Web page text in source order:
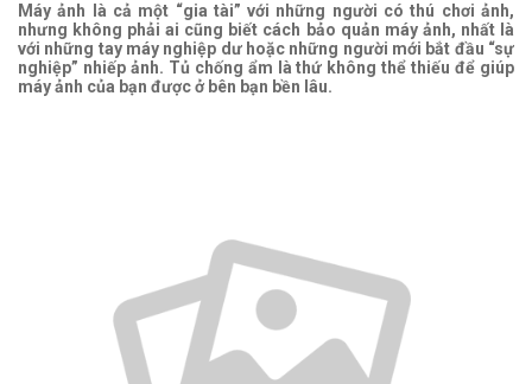
Máy ảnh là cả một “gia tài” với những người có thú chơi ảnh,
nhưng không phải ai cũng biết cách bảo quản máy ảnh, nhất là
với những tay máy nghiệp dư hoặc những người mới bắt đầu “sự
nghiệp” nhiếp ảnh. Tủ chống ẩm là thứ không thể thiếu để giúp
máy ảnh của bạn được ở bên bạn bền lâu.